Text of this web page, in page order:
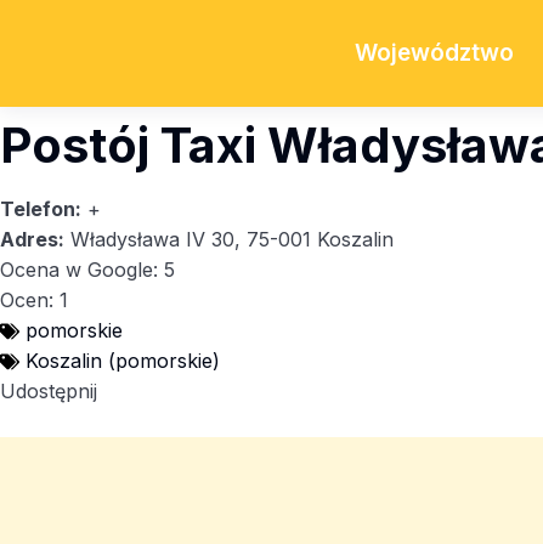
Województwo
Postój Taxi
Telefon: +
Adres: Władysława IV 30, 75-001 Koszalin
Ocena w Google: 5
Ocen: 1
pomorskie
Koszalin (pomorskie)
Udostępnij